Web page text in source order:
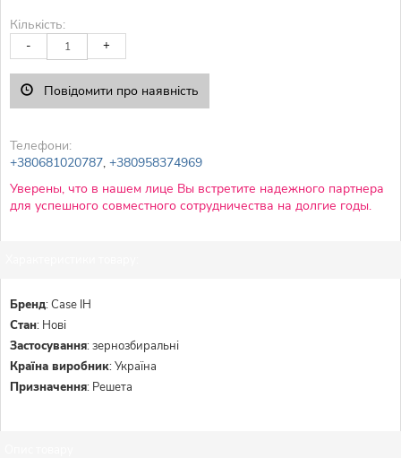
Кількість:
- +
Повідомити про наявність
Телефони:
+380681020787, +380958374969
Уверены, что в нашем лице Вы встретите надежного партнера
для успешного совместного сотрудничества на долгие годы.
Бренд:Case IH
Стан: Нові
Застосування:зернозбиральні
Країна виробник:Україна
Призначення: Решета